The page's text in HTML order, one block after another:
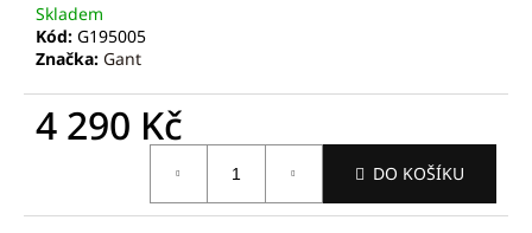
Skladem
Kód: G195005
Značka: Gant
4 290 Kč
DO KOŠÍKU
o
p
o
r
u